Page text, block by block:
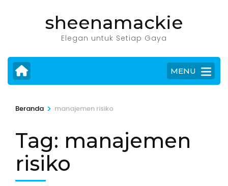
Enter)
sheenamackie
Elegan untuk Setiap Gaya
MENU
Beranda > manajemen risiko
Tag: manajemen
risiko